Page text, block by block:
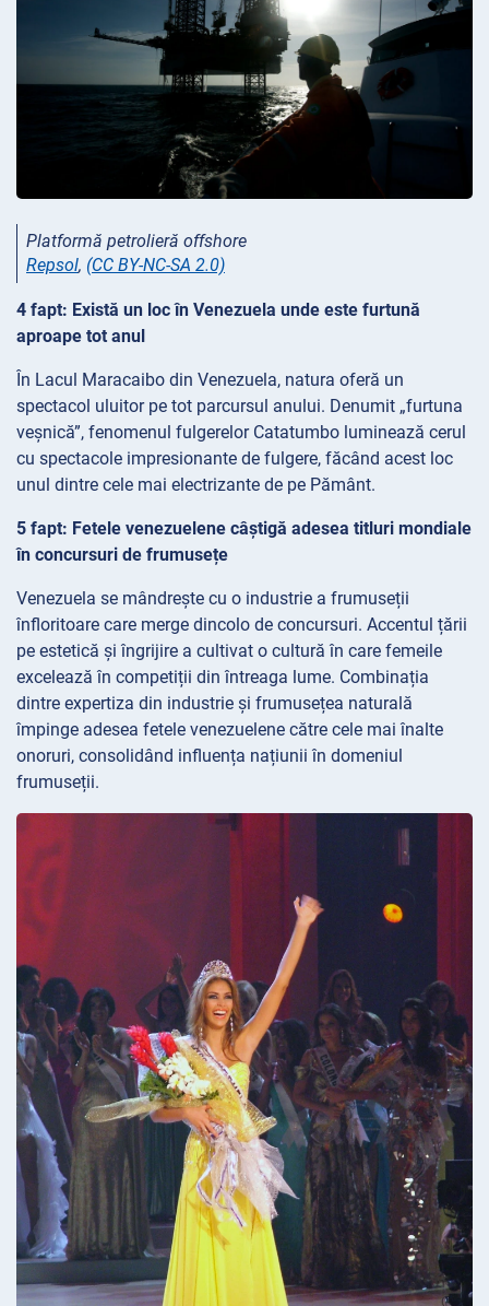
Platformă petrolieră offshore
Repsol, (CC BY-NC-SA 2.0)
4 fapt: Există un loc în Venezuela unde este furtună
aproape tot anul
În Lacul Maracaibo din Venezuela, natura oferă un
spectacol uluitor pe tot parcursul anului. Denumit „furtuna
veșnică”, fenomenul fulgerelor Catatumbo luminează cerul
cu spectacole impresionante de fulgere, făcând acest loc
unul dintre cele mai electrizante de pe Pământ.
5 fapt: Fetele venezuelene câștigă adesea titluri mondiale
în concursuri de frumusețe
Venezuela se mândrește cu o industrie a frumuseții
înfloritoare care merge dincolo de concursuri. Accentul țării
pe estetică și îngrijire a cultivat o cultură în care femeile
excelează în competiții din întreaga lume. Combinația
dintre expertiza din industrie și frumusețea naturală
împinge adesea fetele venezuelene către cele mai înalte
onoruri, consolidând influența națiunii în domeniul
frumuseții.